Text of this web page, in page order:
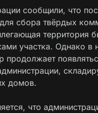
сообщили, что
сбора твёрдых
территория
участка. Однако в
продолжает
домов.
что